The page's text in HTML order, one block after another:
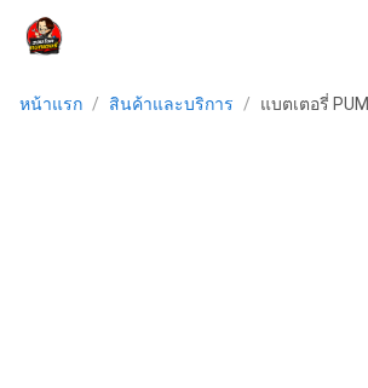
หน้าแรก / สินค้าและบริการ / แบตเตอรี่